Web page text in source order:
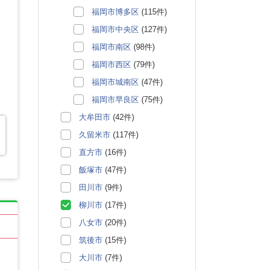
福岡市博多区 (115件)
福岡市中央区 (127件)
福岡市南区 (98件)
福岡市西区 (79件)
福岡市城南区 (47件)
福岡市早良区 (75件)
大牟田市 (42件)
久留米市 (117件)
直方市 (16件)
飯塚市 (47件)
田川市 (9件)
柳川市 (17件)
八女市 (20件)
筑後市 (15件)
大川市 (7件)